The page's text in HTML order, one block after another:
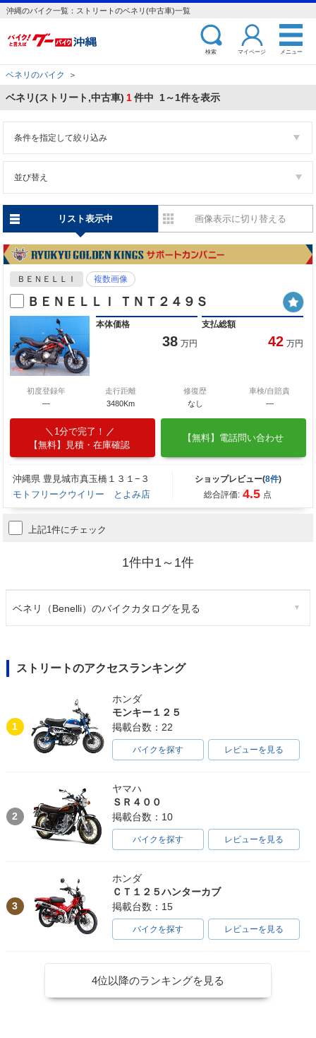
沖縄のバイク一覧：ストリートのベネリ(中古車)一覧
検索 マイページ メニュー
ベネリのバイク ＞
ベネリ(ストリート,中古車) 1件中 1～1件を表示
条件を指定して絞り込み
並び替え
リスト表示中 画像表示に切り替える
ＢＥＮＥＬＬＩ 複数画像
ＢＥＮＥＬＬＩ ＴＮＴ２４９Ｓ
本体価格
38 万円
支払総額
42 万円
初度登録年
―
走行距離
3480Km
修復歴
なし
車検/自賠責
―
1分で完了！
【無料】見積・在庫確認
【無料】電話問い合わせ
沖縄県 豊見城市真玉橋１３１−３
モトフリークウイリー とよみ店
ショップレビュー(8件)
総合評価: 4.5 点
上記1件にチェック
1件中1～1件
ベネリ（Benelli）のバイクカタログを見る
ストリートのアクセスランキング
1
ホンダ
モンキー１２５
掲載台数：22
バイクを探す レビューを見る
2
ヤマハ
ＳＲ４００
掲載台数：10
バイクを探す レビューを見る
3
ホンダ
ＣＴ１２５ハンターカブ
掲載台数：15
バイクを探す レビューを見る
4位以降のランキングを見る